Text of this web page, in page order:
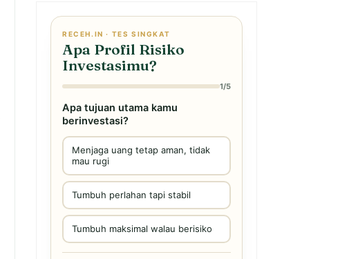
RECEH.IN · TES SINGKAT
Apa Profil Risiko
Investasimu?
1/5
Apa tujuan utama kamu
berinvestasi?
Menjaga uang tetap aman, tidak
mau rugi
Tumbuh perlahan tapi stabil
Tumbuh maksimal walau berisiko